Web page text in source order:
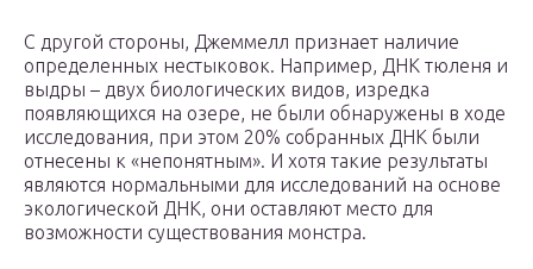
С другой стороны, Джеммелл признает наличие
определенных нестыковок. Например, ДНК тюленя и
выдры – двух биологических видов, изредка
появляющихся на озере, не были обнаружены в ходе
исследования, при этом 20% собранных ДНК были
отнесены к «непонятным». И хотя такие результаты
являются нормальными для исследований на основе
экологической ДНК, они оставляют место для
возможности существования монстра.